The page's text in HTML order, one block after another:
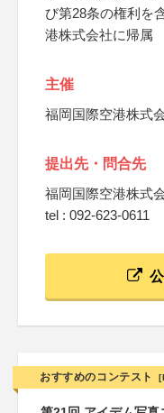
び第28条の権利を
港株式会社に帰属
主催
福岡国際空港株式
提出先・問合先
福岡国際空港株式
tel : 092-623-0611
おすすめのコンテスト